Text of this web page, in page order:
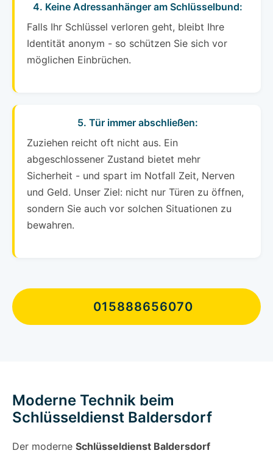
4. Keine Adressanhänger am Schlüsselbund:
Falls Ihr Schlüssel verloren geht, bleibt Ihre
Identität anonym - so schützen Sie sich vor
möglichen Einbrüchen.
5. Tür immer abschließen:
Zuziehen reicht oft nicht aus. Ein
abgeschlossener Zustand bietet mehr
Sicherheit - und spart im Notfall Zeit, Nerven
und Geld. Unser Ziel: nicht nur Türen zu öffnen,
sondern Sie auch vor solchen Situationen zu
bewahren.
015888656070
Moderne Technik beim
Schlüsseldienst Baldersdorf
Der moderne Schlüsseldienst Baldersdorf